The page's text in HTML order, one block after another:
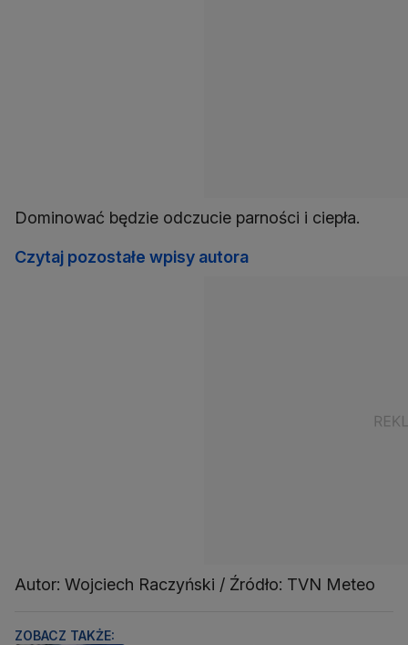
Dominować będzie odczucie parności i ciepła.
Czytaj pozostałe wpisy autora
Autor: Wojciech Raczyński / Źródło: TVN Meteo
ZOBACZ TAKŻE: